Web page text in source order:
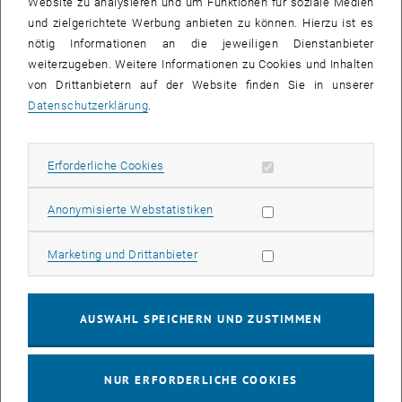
Ihre Bewerbungsunterlagen senden Sie bitte an:
immo @ tuwien.ac.at
DI Filiz Siber-Schmied
immo@tuwien.ac.at
T +43 1 58801 41730
und zielgerichtete Werbung anbieten zu können. Hierzu ist es
nötig Informationen an die jeweiligen Dienstanbieter
weiterzugeben. Weitere Informationen zu Cookies und Inhalten
von Drittanbietern auf der Website finden Sie in unserer
Datenschutzerklärung.
Erforderliche Cookies Erforderliche Cookies zulassen
Anonymisierte WebstatistikenStatistik Cookies zulassen
Marketing und DrittanbieterMarketing Cookies zulassen
AUSWAHL SPEICHERN UND ZUSTIMMEN
NUR ERFORDERLICHE COOKIES